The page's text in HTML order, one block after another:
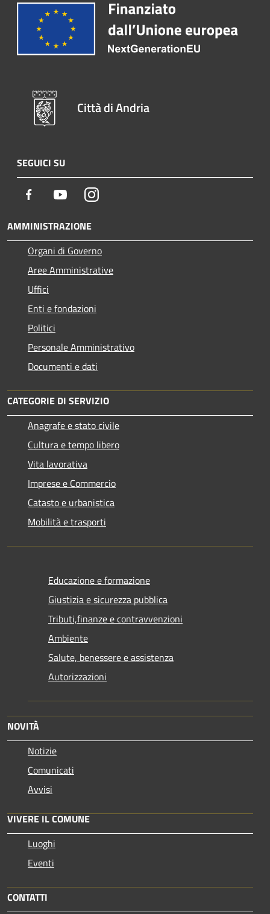
Città di Andria
SEGUICI SU
Facebook YoutubeInstagram
AMMINISTRAZIONE
Organi di Governo
Aree Amministrative
Uffici
Enti e fondazioni
Politici
Personale Amministrativo
Documenti e dati
CATEGORIE DI SERVIZIO
Anagrafe e stato civile
Cultura e tempo libero
Vita lavorativa
Imprese e Commercio
Catasto e urbanistica
Mobilità e trasporti
Educazione e formazione
Giustizia e sicurezza pubblica
Tributi,finanze e contravvenzioni
Ambiente
Salute, benessere e assistenza
Autorizzazioni
NOVITÀ
Notizie
Comunicati
Avvisi
VIVERE IL COMUNE
Luoghi
Eventi
CONTATTI